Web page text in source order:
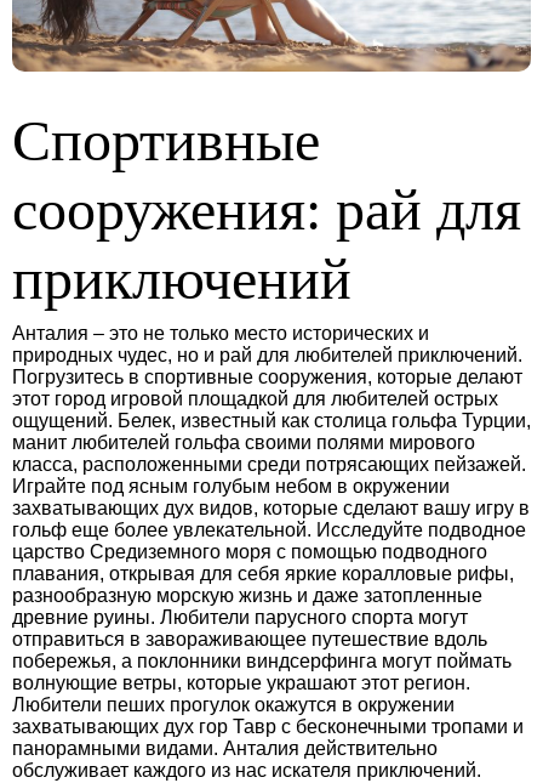
Спортивные
сооружения: рай для
приключений
Анталия – это не только место исторических и
природных чудес, но и рай для любителей приключений.
Погрузитесь в спортивные сооружения, которые делают
этот город игровой площадкой для любителей острых
ощущений. Белек, известный как столица гольфа Турции,
манит любителей гольфа своими полями мирового
класса, расположенными среди потрясающих пейзажей.
Играйте под ясным голубым небом в окружении
захватывающих дух видов, которые сделают вашу игру в
гольф еще более увлекательной. Исследуйте подводное
царство Средиземного моря с помощью подводного
плавания, открывая для себя яркие коралловые рифы,
разнообразную морскую жизнь и даже затопленные
древние руины. Любители парусного спорта могут
отправиться в завораживающее путешествие вдоль
побережья, а поклонники виндсерфинга могут поймать
волнующие ветры, которые украшают этот регион.
Любители пеших прогулок окажутся в окружении
захватывающих дух гор Тавр с бесконечными тропами и
панорамными видами. Анталия действительно
обслуживает каждого из нас искателя приключений.